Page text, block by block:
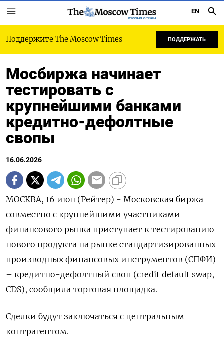
РУССКАЯ СЛУЖБА
EN
Поддержите The Moscow Times ПОДДЕРЖАТЬ
Мосбиржа начинает
тестировать с
крупнейшими банками
кредитно-дефолтные
свопы
16.06.2026
МОСКВА, 16 июн (Рейтер) - Московская биржа
совместно с крупнейшими участниками
финансового рынка приступает к тестированию
нового продукта на ‌рынке стандартизированных
производных финансовых инструментов (СПФИ)
– кредитно-дефолтный своп (сredit default swap,
CDS), сообщила торговая площадка.
Сделки будут заключаться с ​центральным
контрагентом.